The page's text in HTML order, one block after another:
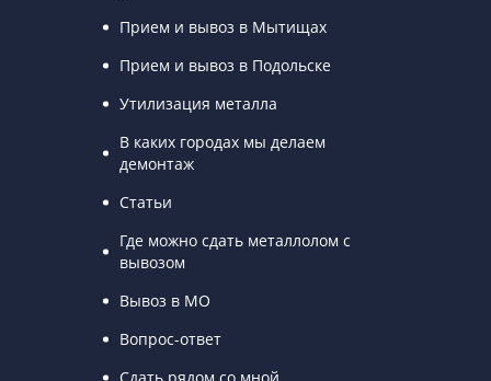
Прием и вывоз в Мытищах
Прием и вывоз в Подольске
Утилизация металла
В каких городах мы делаем
демонтаж
Статьи
Где можно сдать металлолом с
вывозом
Вывоз в МО
Вопрос-ответ